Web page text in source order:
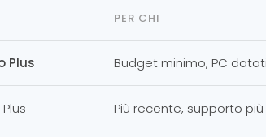
PER CHI
Plus Budget minimo, PC datati
Più recente, supporto